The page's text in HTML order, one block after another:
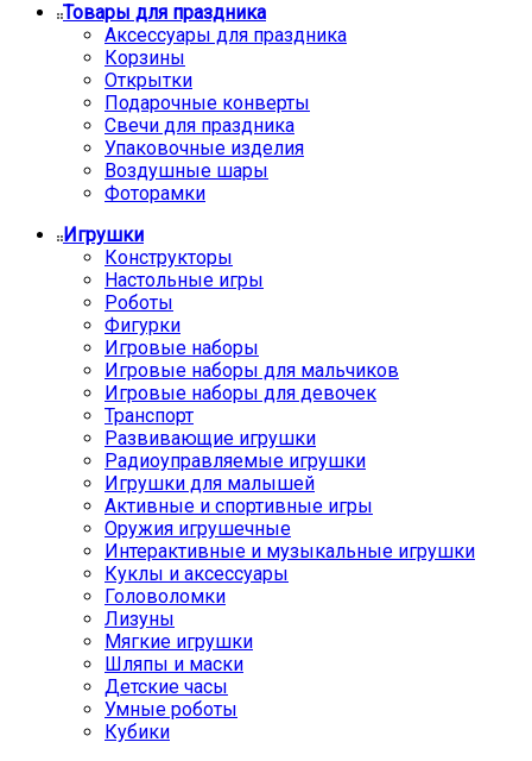
Товары для праздника
Аксессуары для праздника
Корзины
Открытки
Подарочные конверты
Свечи для праздника
Упаковочные изделия
Воздушные шары
Фоторамки
Игрушки
Конструкторы
Настольные игры
Роботы
Фигурки
Игровые наборы
Игровые наборы для мальчиков
Игровые наборы для девочек
Транспорт
Развивающие игрушки
Радиоуправляемые игрушки
Игрушки для малышей
Активные и спортивные игры
Оружия игрушечные
Интерактивные и музыкальные игрушки
Куклы и аксессуары
Головоломки
Лизуны
Мягкие игрушки
Шляпы и маски
Детские часы
Умные роботы
Кубики